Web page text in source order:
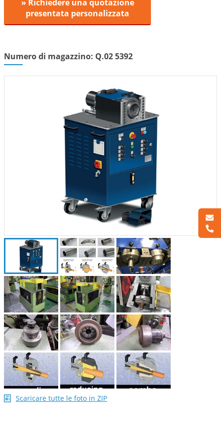
» Richiedere una quotazione
presentata personalizzata
Numero di magazzino: Q.02 5392
Scaricare tutte le foto in ZIP